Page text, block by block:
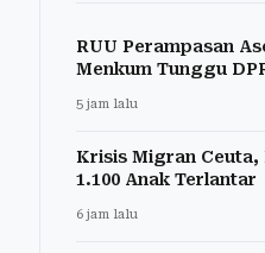
RUU Perampasan
Menkum Tunggu
5 jam lalu
Krisis Migran Ceuta,
1.100 Anak Terlantar
6 jam lalu